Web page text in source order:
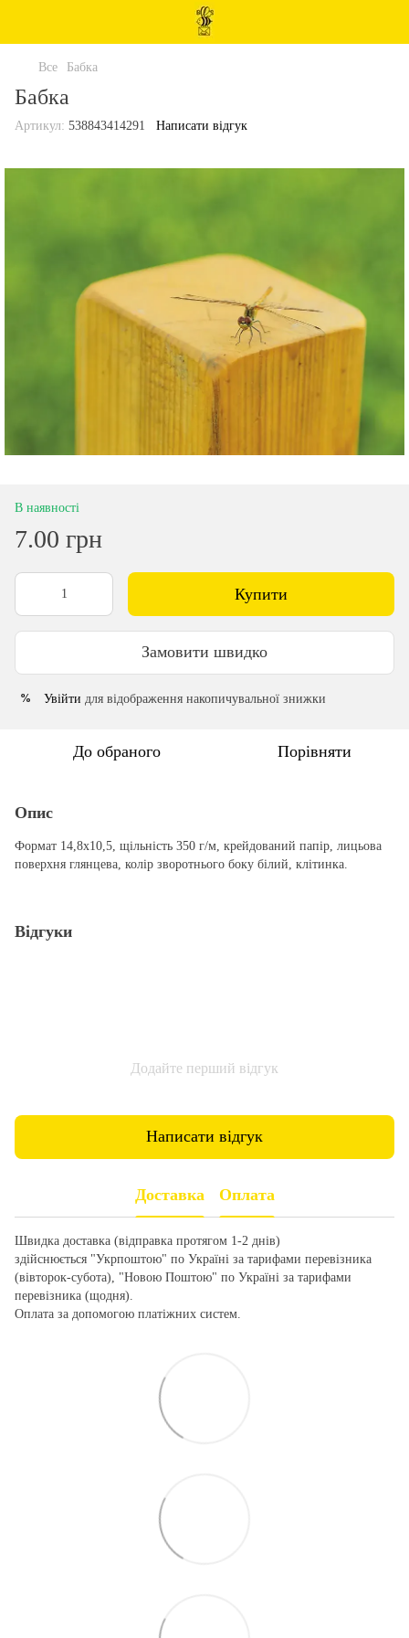
Все Бабка
Бабка
Артикул: 538843414291 Написати відгук
В наявності
7.00 грн
Купити
Замовити швидко
% Увійти для відображення накопичувальної знижки
До обраного Порівняти
Опис
Формат 14,8х10,5, щільність 350 г/м, крейдований папір, лицьова
поверхня глянцева, колір зворотнього боку білий, клітинка.
Відгуки
Додайте перший відгук
Написати відгук
Доставка Оплата
Швидка доставка (відправка протягом 1-2 днів)
здійснюється "Укрпоштою" по Україні за тарифами перевізника
(вівторок-субота), "Новою Поштою" по Україні за тарифами
перевізника (щодня).
Оплата за допомогою платіжних систем.